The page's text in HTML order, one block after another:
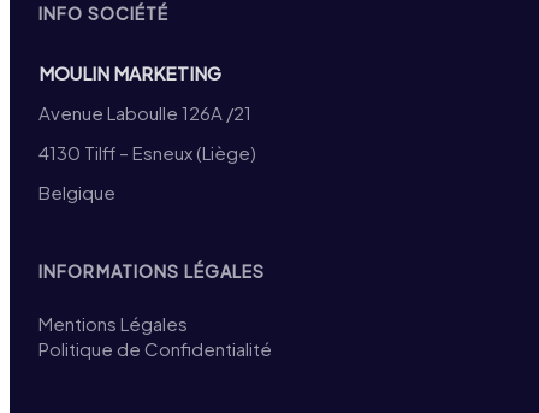
INFO SOCIÉTÉ
MOULIN MARKETING
Avenue Laboulle 126A /21
4130 Tilff – Esneux (Liège)
Belgique
INFORMATIONS LÉGALES
Mentions Légales
Politique de Confidentialité